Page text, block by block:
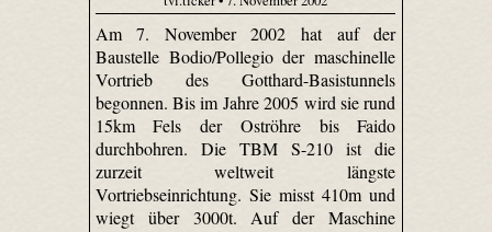
Am 7. November 2002 hat auf der
Baustelle Bodio/Pollegio der maschinelle
Vortrieb des Gotthard-Basistunnels
begonnen. Bis im Jahre 2005 wird sie rund
15km Fels der Oströhre bis Faido
durchbohren. Die TBM S-210 ist die
zurzeit weltweit längste
Vortriebseinrichtung. Sie misst 410m und
wiegt über 3000t. Auf der Maschine